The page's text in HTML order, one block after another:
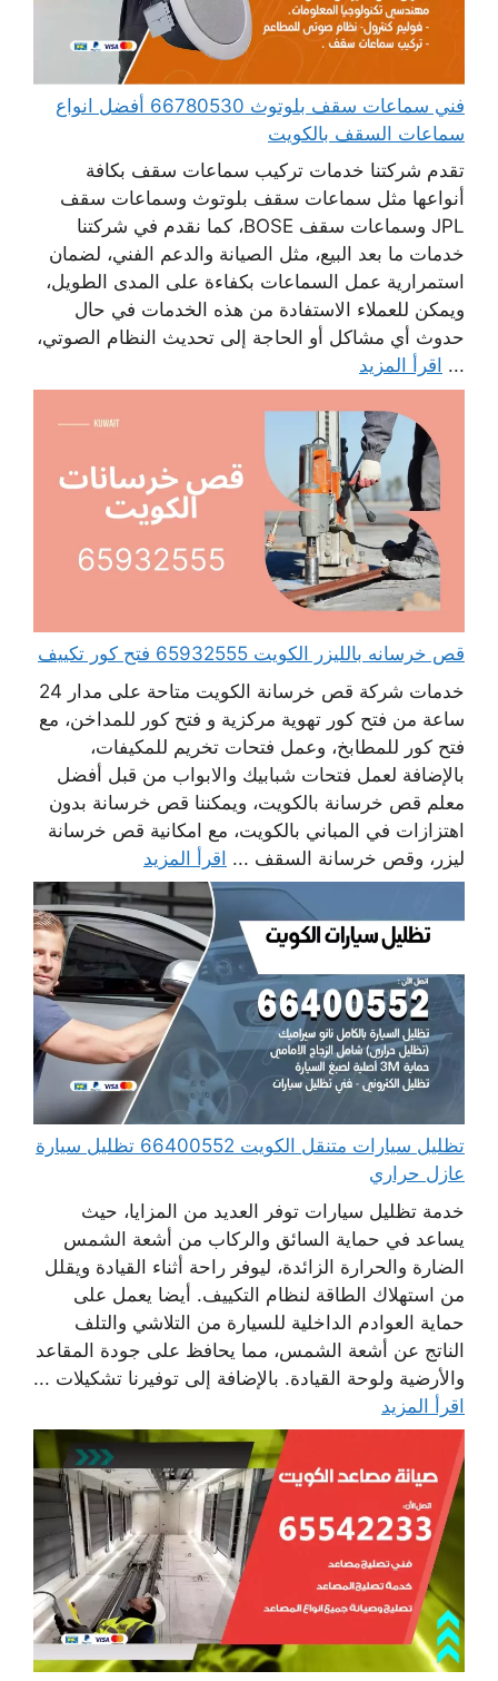
فني سماعات سقف بلوتوث 66780530 أفضل انواع
سماعات السقف بالكويت
تقدم شركتنا خدمات تركيب سماعات سقف بكافة
أنواعها مثل سماعات سقف بلوتوث وسماعات سقف
JPL وسماعات سقف BOSE، كما نقدم في شركتنا
خدمات ما بعد البيع، مثل الصيانة والدعم الفني، لضمان
استمرارية عمل السماعات بكفاءة على المدى الطويل،
ويمكن للعملاء الاستفادة من هذه الخدمات في حال
حدوث أي مشاكل أو الحاجة إلى تحديث النظام الصوتي،
... اقرأ المزيد
قص خرسانه بالليزر الكويت 65932555 فتح كور تكييف
خدمات شركة قص خرسانة الكويت متاحة على مدار 24
ساعة من فتح كور تهوية مركزية و فتح كور للمداخن، مع
فتح كور للمطابخ، وعمل فتحات تخريم للمكيفات،
بالإضافة لعمل فتحات شبابيك والابواب من قبل أفضل
معلم قص خرسانة بالكويت، ويمكننا قص خرسانة بدون
اهتزازات في المباني بالكويت، مع امكانية قص خرسانة
ليزر، وقص خرسانة السقف ... اقرأ المزيد
تظليل سيارات متنقل الكويت 66400552 تظليل سيارة
عازل حراري
خدمة تظليل سيارات توفر العديد من المزايا، حيث
يساعد في حماية السائق والركاب من أشعة الشمس
الضارة والحرارة الزائدة، ليوفر راحة أثناء القيادة ويقلل
من استهلاك الطاقة لنظام التكييف. أيضا يعمل على
حماية العوادم الداخلية للسيارة من التلاشي والتلف
الناتج عن أشعة الشمس، مما يحافظ على جودة المقاعد
والأرضية ولوحة القيادة. بالإضافة إلى توفيرنا تشكيلات ...
اقرأ المزيد